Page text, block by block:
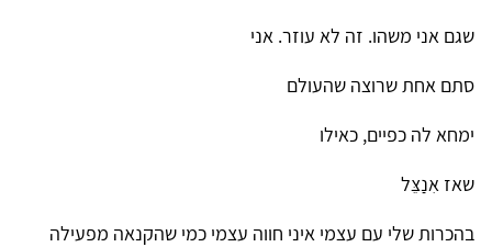
שגם אני משהו. זה לא עוזר. אני
סתם אחת שרוצה שהעולם
ימחא לה כפיים, כאילו
שאז אִנַצֵּל
בהכרות שלי עם עצמי איני חווה עצמי כמי שהקנאה מפעילה